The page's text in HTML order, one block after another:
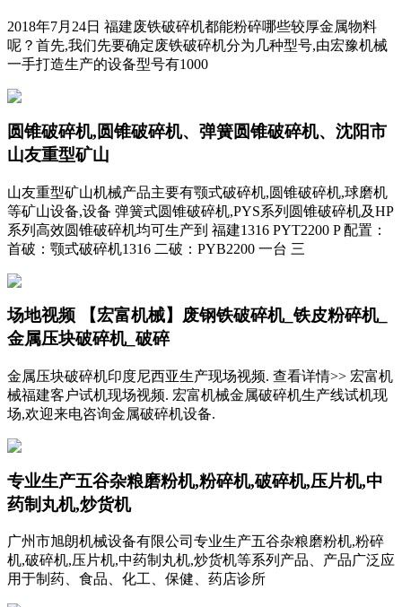
2018年7月24日 福建废铁破碎机都能粉碎哪些较厚金属物料
呢？首先,我们先要确定废铁破碎机分为几种型号,由宏豫机械
一手打造生产的设备型号有1000
圆锥破碎机,圆锥破碎机、弹簧圆锥破碎机、沈阳市
山友重型矿山
山友重型矿山机械产品主要有颚式破碎机,圆锥破碎机,球磨机
等矿山设备,设备 弹簧式圆锥破碎机,PYS系列圆锥破碎机及HP
系列高效圆锥破碎机均可生产到 福建1316 PYT2200 P 配置：
首破：颚式破碎机1316 二破：PYB2200 一台 三
场地视频 【宏富机械】废钢铁破碎机_铁皮粉碎机_
金属压块破碎机_破碎
金属压块破碎机印度尼西亚生产现场视频. 查看详情>> 宏富机
械福建客户试机现场视频. 宏富机械金属破碎机生产线试机现
场,欢迎来电咨询金属破碎机设备.
专业生产五谷杂粮磨粉机,粉碎机,破碎机,压片机,中
药制丸机,炒货机
广州市旭朗机械设备有限公司专业生产五谷杂粮磨粉机,粉碎
机,破碎机,压片机,中药制丸机,炒货机等系列产品、产品广泛应
用于制药、食品、化工、保健、药店诊所